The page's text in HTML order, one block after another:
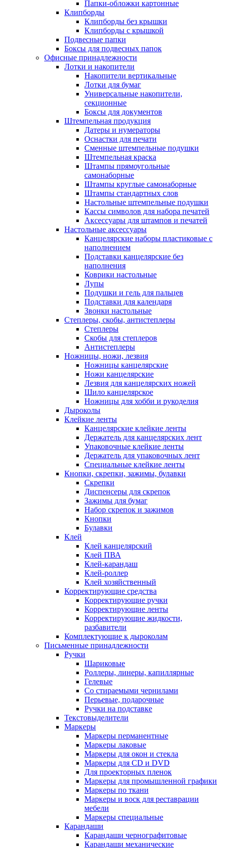
Папки-обложки картонные
Клипборды
Клипборды без крышки
Клипборды с крышкой
Подвесные папки
Боксы для подвесных папок
Офисные принадлежности
Лотки и накопители
Накопители вертикальные
Лотки для бумаг
Универсальные накопители,
секционные
Боксы для документов
Штемпельная продукция
Датеры и нумераторы
Оснастки для печати
Сменные штемпельные подушки
Штемпельная краска
Штампы прямоугольные
самонаборные
Штампы круглые самонаборные
Штампы стандартных слов
Настольные штемпельные подушки
Кассы символов для набора печатей
Аксессуары для штампов и печатей
Настольные аксессуары
Канцелярские наборы пластиковые с
наполнением
Подставки канцелярские без
наполнения
Коврики настольные
Лупы
Подушки и гель для пальцев
Подставки для календаря
Звонки настольные
Степлеры, скобы, антистеплеры
Степлеры
Скобы для степлеров
Антистеплеры
Ножницы, ножи, лезвия
Ножницы канцелярские
Ножи канцелярские
Лезвия для канцелярских ножей
Шило канцелярское
Ножницы для хобби и рукоделия
Дыроколы
Клейкие ленты
Канцелярские клейкие ленты
Держатель для канцелярских лент
Упаковочные клейкие ленты
Держатель для упаковочных лент
Специальные клейкие ленты
Кнопки, скрепки, зажимы, булавки
Скрепки
Диспенсеры для скрепок
Зажимы для бумаг
Набор скрепок и зажимов
Кнопки
Булавки
Клей
Клей канцелярский
Клей ПВА
Клей-карандаш
Клей-роллер
Клей хозяйственный
Корректирующие средства
Корректирующие ручки
Корректирующие ленты
Корректирующие жидкости,
разбавители
Комплектующие к дыроколам
Письменные принадлежности
Ручки
Шариковые
Роллеры, линеры, капиллярные
Гелевые
Со стираемыми чернилами
Перьевые, подарочные
Ручки на подставке
Текстовыделители
Маркеры
Маркеры перманентные
Маркеры лаковые
Маркеры для окон и стекла
Маркеры для CD и DVD
Для проекторных пленок
Маркеры для промышленной графики
Маркеры по ткани
Маркеры и воск для реставрации
мебели
Маркеры специальные
Карандаши
Карандаши чернографитовые
Карандаши механические